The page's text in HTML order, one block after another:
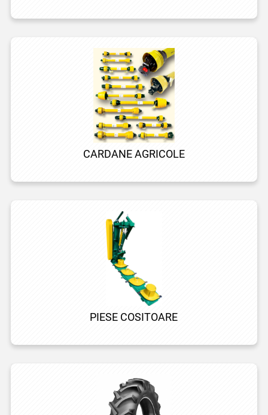
CARDANE AGRICOLE
PIESE COSITOARE